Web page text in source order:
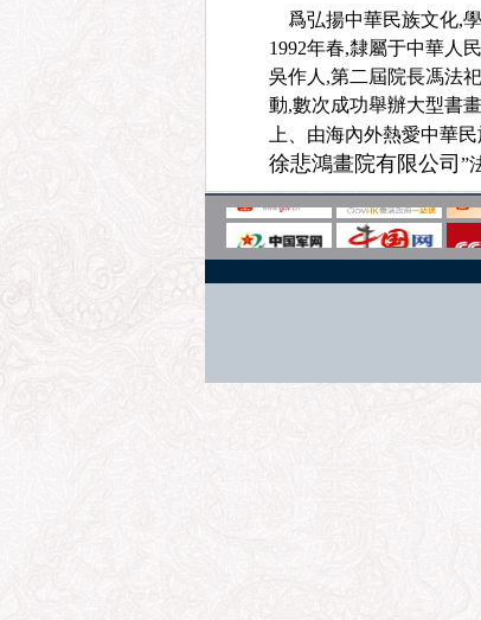
爲弘揚中華民族文化,
1992年春,隸屬于中華人
吳作人,第二屆院長馮法
動,數次成功舉辦大型書
上、由海內外熱愛中華
徐悲鴻畫院有限公司 ”